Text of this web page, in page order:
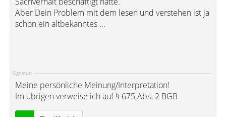
Aber Dein Problem mit dem lesen und verstehen ist ja
schon ein altbekanntes ...
Signatur:
Meine persönliche Meinung/Interpretation!
Im übrigen verweise ich auf § 675 Abs. 2 BGB